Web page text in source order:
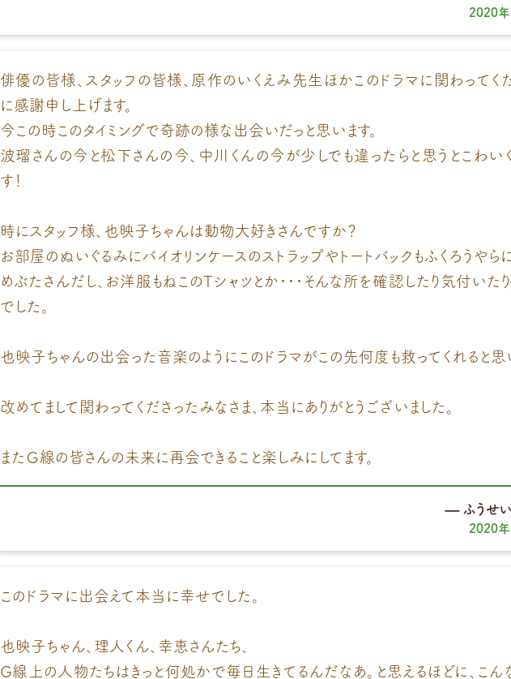
2020
俳優の皆様、スタッフの皆様、原作のいくえみ先生ほかこのドラマに関わってく
に感謝申し上げます。
今この時このタイミングで奇跡の様な出会いだっと思います。
波瑠さんの今と松下さんの今、中川くんの今が少しでも違ったらと思うとこわい
す！
時にスタッフ様、也映子ちゃんは動物大好きさんですか？
お部屋のぬいぐるみにバイオリンケースのストラップやトートバックもふくろうやら
めぶたさんだし、お洋服もねこのTシャツとか・・・そんな所を確認したり気付いた
でした。
也映子ちゃんの出会った音楽のようにこのドラマがこの先何度も救ってくれると思
改めてまして関わってくださったみなさま、本当にありがとうございました。
またＧ線の皆さんの未来に再会できること楽しみにしてます。
ふうせ
2020
このドラマに出会えて本当に幸せでした。
也映子ちゃん、理人くん、幸恵さんたち、
G線上の人物たちはきっと何処かで毎日生きてるんだなあ。と思えるほどに、こん